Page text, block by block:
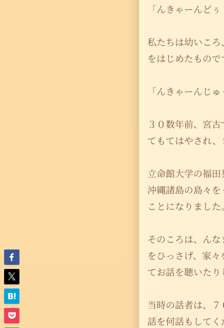
「んきゃーんど
私たちは幼いこ
をはじめたもので
「んきゃーんじ
３０数年前、宮
てもてはやされ
立命館大学の福
沖縄諸島の島々
ことになりました。
そのころは、ん
をひっさげ、家
てお話を聴いたり
当時の話者は、
話を何話もして